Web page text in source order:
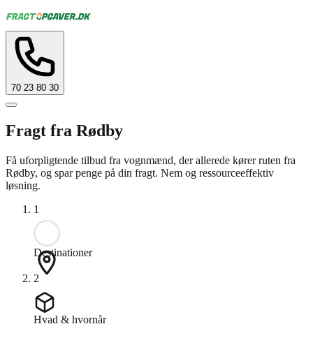
70 23 80 30
Fragt fra Rødby
Få uforpligtende tilbud fra vognmænd, der allerede kører ruten fra
Rødby, og spar penge på din fragt. Nem og ressourceeffektiv
løsning.
1
Destinationer
2
Hvad & hvornår